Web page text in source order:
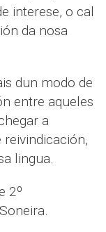
interese, o cal
da nosa
dun modo de
entre aqueles
a
lingua.
2º